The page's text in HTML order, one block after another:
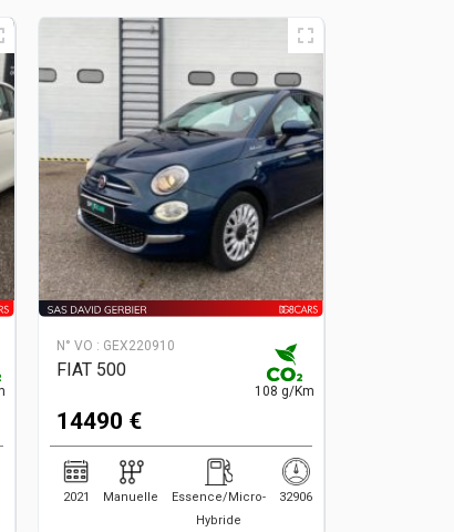
N° VO : GEX220910
FIAT 500
108 g/Km
14490 €
2021 Manuelle
Essence/Micro-
Hybride
32906